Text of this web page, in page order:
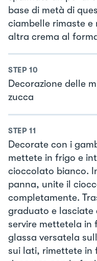
base di metà di
ciambelle rimaste
altra crema al
STEP 10
Decorazione delle
zucca
STEP 11
Decorate con i
mettete in frigo e
cioccolato bianco.
panna, unite il
completamente.
graduato e lasciate
servire mettetela in
glassa versatela
sui lati, rimettete in